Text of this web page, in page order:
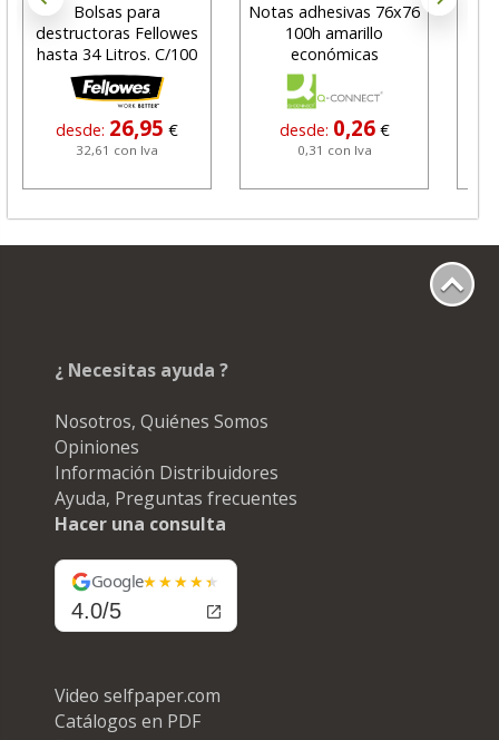
Bolsas para
destructoras Fellowes
hasta 34 Litros. C/100
desde: 26,95 €
32,61 con Iva
Notas adhesivas 76x76
100h amarillo
económicas
desde: 0,26 €
0,31 con Iva
¿ Necesitas ayuda ?
Nosotros, Quiénes Somos
Opiniones
Información Distribuidores
Ayuda, Preguntas frecuentes
Hacer una consulta
Google
4.0/5
Video selfpaper.com
Catálogos en PDF